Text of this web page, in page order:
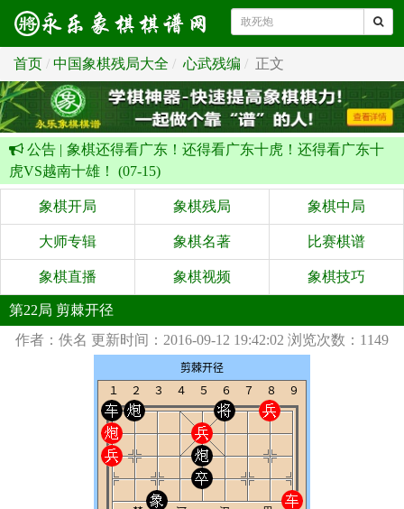
首页 中国象棋残局大全 心武残编 正文
公告 | 象棋还得看广东！还得看广东十虎！还得看广东十
虎VS越南十雄！ (07-15)
象棋开局 象棋残局 象棋中局
大师专辑 象棋名著 比赛棋谱
象棋直播 象棋视频 象棋技巧
第22局 剪棘开径
作者：佚名 更新时间：2016-09-12 19:42:02 浏览次数：1149